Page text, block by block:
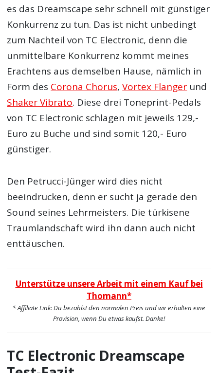
es das Dreamscape sehr schnell mit günstiger
Konkurrenz zu tun. Das ist nicht unbedingt
zum Nachteil von TC Electronic, denn die
unmittelbare Konkurrenz kommt meines
Erachtens aus demselben Hause, nämlich in
Form des Corona Chorus,Vortex Flanger und
Shaker Vibrato. Diese drei Toneprint-Pedals
von TC Electronic schlagen mit jeweils 129,-
Euro zu Buche und sind somit 120,- Euro
günstiger.
Den Petrucci-Jünger wird dies nicht
beeindrucken, denn er sucht ja gerade den
Sound seines Lehrmeisters. Die türkisene
Traumlandschaft wird ihn dann auch nicht
enttäuschen.
Unterstütze unsere Arbeit mit einem Kauf bei
Thomann*
* Affiliate Link: Du bezahlst den normalen Preis und wir erhalten eine
Provision, wenn Du etwas kaufst. Danke!
TC Electronic Dreamscape